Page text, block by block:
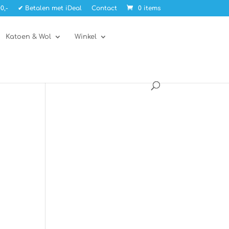
✔ Betalen met iDeal Contact 0 items
Katoen & Wol Winkel